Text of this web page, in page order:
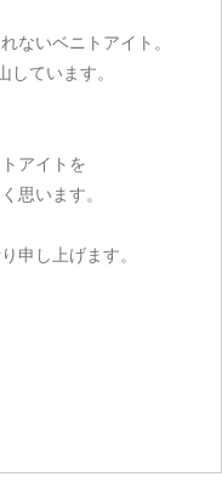
ないベニトアイト。
ています。
アイトを
思います。
申し上げます。